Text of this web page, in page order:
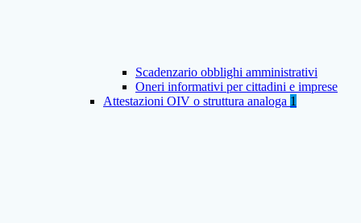
Scadenzario obblighi amministrativi
Oneri informativi per cittadini e imprese
Attestazioni OIV o struttura analoga 1